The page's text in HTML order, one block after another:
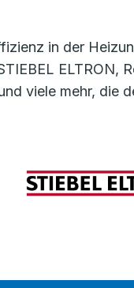
in der
ELTRON,
viele mehr, die